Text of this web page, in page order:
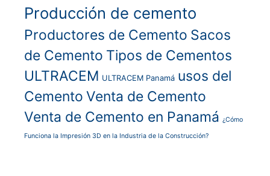
Producción de cemento
Productores de Cemento Sacos
de Cemento Tipos de Cementos
ULTRACEM ULTRACEM Panamá usos del
Cemento Venta de Cemento
Venta de Cemento en Panamá ¿Cómo
Funciona la Impresión 3D en la Industria de la Construcción?